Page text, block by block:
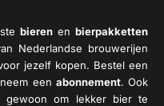
bieren en bierpakketten
Nederlandse brouwerijen
jezelf kopen. Bestel een
een abonnement. Ook
om lekker bier te